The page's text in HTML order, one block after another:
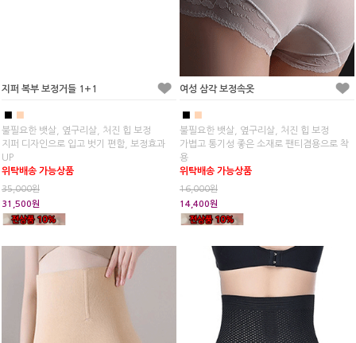
지퍼 복부 보정거들 1+1
■ ■
불필요한 뱃살, 옆구리살, 처진 힙 보정
지퍼 디자인으로 입고 벗기 편함, 보정효과
UP
위탁배송 가능상품
35,000원
31,500원
여성 삼각 보정속옷
■ ■
불필요한 뱃살, 옆구리살, 처진 힙 보정
가볍고 통기성 좋은 소재로 팬티겸용으로 착
용
위탁배송 가능상품
16,000원
14,400원